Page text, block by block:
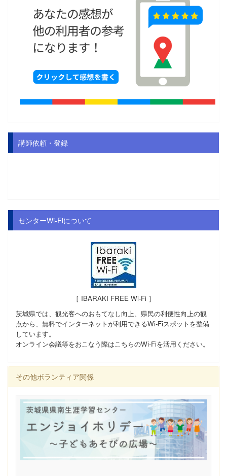
講師依頼・登録
センターWi-Fiについて
［ IBARAKI FREE Wi-Fi ］
茨城県では、観光客へのおもてなし向上、県民の利便性向上の観
点から、無料でインターネットが利用できるWi-Fiスポットを整備
しています。
オンライン会議等をおこなう際はこちらのWi-Fiを活用ください。
その他ボランティア関係